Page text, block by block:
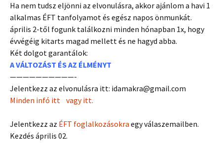
Ha nem tudsz eljönni az elvonulásra, akkor ajánlom a havi 1
alkalmas ÉFT tanfolyamot és egész napos önmunkát.
április 2-től fogunk találkozni minden hónapban 1x, hogy
évvégéig kitarts magad mellett és ne hagyd abba.
Két dolgot garantálok:
A VÁLTOZÁST ÉS AZ ÉLMÉNYT
——————————-
Jelentkezz az elvonulásra itt: idamakra@gmail.com
Minden infó itt vagy itt.
Jelentkezz az ÉFT foglalkozásokra egy válaszemailben.
Kezdés április 02.